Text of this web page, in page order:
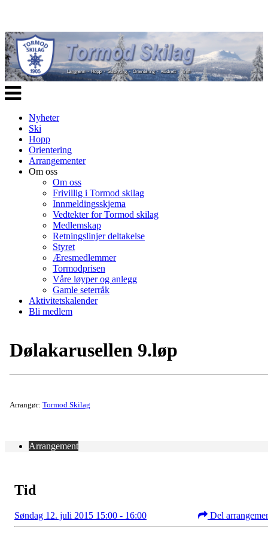
Veksle
navigasjon
Nyheter
Ski
Hopp
Orientering
Arrangementer
Om oss
Om oss
Frivillig i Tormod skilag
Innmeldingsskjema
Vedtekter for Tormod skilag
Medlemskap
Retningslinjer deltakelse
Styret
Æresmedlemmer
Tormodprisen
Våre løyper og anlegg
Gamle seterråk
Aktivitetskalender
Bli medlem
Dølakarusellen 9.løp
Arrangør: Tormod Skilag
Arrangement
Tid
Søndag 12. juli 2015 15:00 - 16:00 Del